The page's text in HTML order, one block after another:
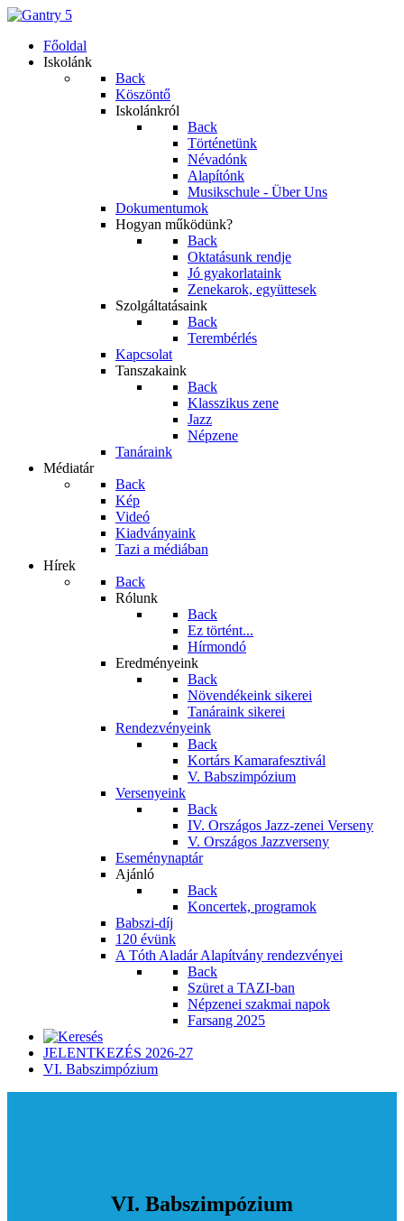
Főoldal
Iskolánk
Back
Köszöntő
Iskolánkról
Back
Történetünk
Névadónk
Alapítónk
Musikschule - Über Uns
Dokumentumok
Hogyan működünk?
Back
Oktatásunk rendje
Jó gyakorlataink
Zenekarok, együttesek
Szolgáltatásaink
Back
Terembérlés
Kapcsolat
Tanszakaink
Back
Klasszikus zene
Jazz
Népzene
Tanáraink
Médiatár
Back
Kép
Videó
Kiadványaink
Tazi a médiában
Hírek
Back
Rólunk
Back
Ez történt...
Hírmondó
Eredményeink
Back
Növendékeink sikerei
Tanáraink sikerei
Rendezvényeink
Back
Kortárs Kamarafesztivál
V. Babszimpózium
Versenyeink
Back
IV. Országos Jazz-zenei Verseny
V. Országos Jazzverseny
Eseménynaptár
Ajánló
Back
Koncertek, programok
Babszi-díj
120 évünk
A Tóth Aladár Alapítvány rendezvényei
Back
Szüret a TAZI-ban
Népzenei szakmai napok
Farsang 2025
JELENTKEZÉS 2026-27
VI. Babszimpózium
VI. Babszimpózium